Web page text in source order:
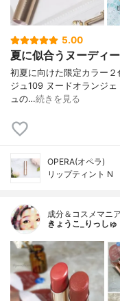
5.00
夏に似合うヌーディ
初夏に向けた限定カラー
ジュ109 ヌードオランジ
ュの…続きを見る
OPERA(オペラ)
リップティント N
成分＆コスメマニ
きょうこ_りっしゅ